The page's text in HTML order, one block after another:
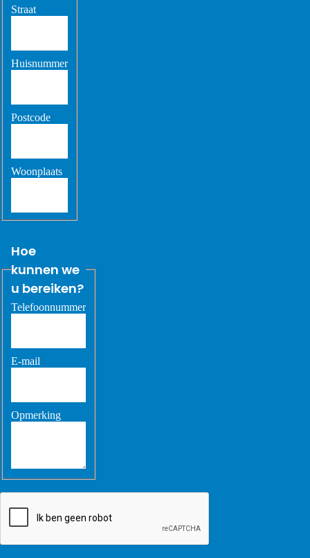
Straat
Huisnummer
Postcode
Woonplaats
Hoe
kunnen we
u bereiken?
Telefoonnummer
E-mail
Opmerking